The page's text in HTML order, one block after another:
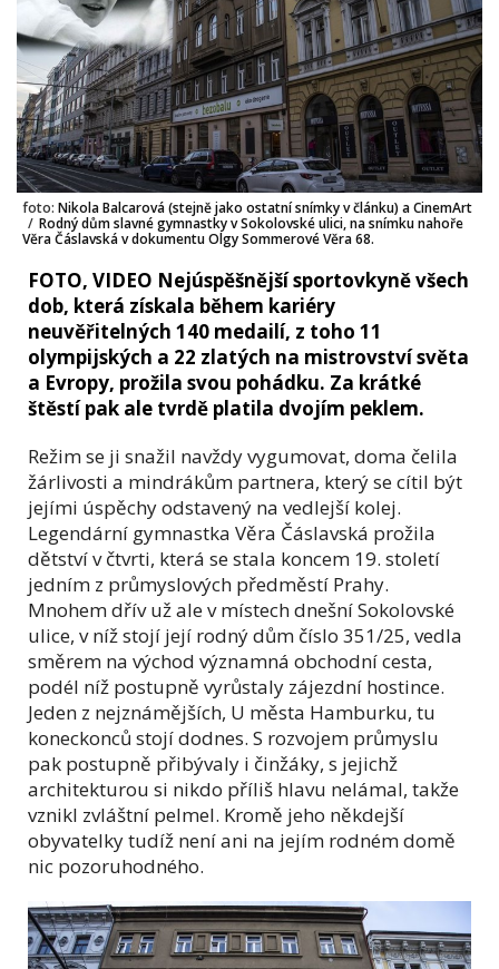
foto: Nikola Balcarová (stejně jako ostatní snímky v článku) a CinemArt
/ Rodný dům slavné gymnastky v Sokolovské ulici, na snímku nahoře
Věra Čáslavská v dokumentu Olgy Sommerové Věra 68.
FOTO, VIDEO Nejúspěšnější sportovkyně všech
dob, která získala během kariéry
neuvěřitelných 140 medailí, z toho 11
olympijských a 22 zlatých na mistrovství světa
a Evropy, prožila svou pohádku. Za krátké
štěstí pak ale tvrdě platila dvojím peklem.
Režim se ji snažil navždy vygumovat, doma čelila
žárlivosti a mindrákům partnera, který se cítil být
jejími úspěchy odstavený na vedlejší kolej.
Legendární gymnastka Věra Čáslavská prožila
dětství v čtvrti, která se stala koncem 19. století
jedním z průmyslových předměstí Prahy.
Mnohem dřív už ale v místech dnešní Sokolovské
ulice, v níž stojí její rodný dům číslo 351/25, vedla
směrem na východ významná obchodní cesta,
podél níž postupně vyrůstaly zájezdní hostince.
Jeden z nejznámějších, U města Hamburku, tu
koneckonců stojí dodnes. S rozvojem průmyslu
pak postupně přibývaly i činžáky, s jejichž
architekturou si nikdo příliš hlavu nelámal, takže
vznikl zvláštní pelmel. Kromě jeho někdejší
obyvatelky tudíž není ani na jejím rodném domě
nic pozoruhodného.